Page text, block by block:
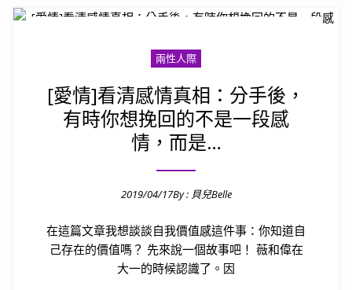
兩性人際
[愛情]看清感情真相：分手後，
有時你想挽回的不是一段感
情，而是…
2019/04/17By : 貝兒Belle
在這篇文章我想談談自我價值感這件事：你知道自
己存在的價值嗎？ 先來說一個故事吧！ 薇和偉在
大一的時候認識了。因